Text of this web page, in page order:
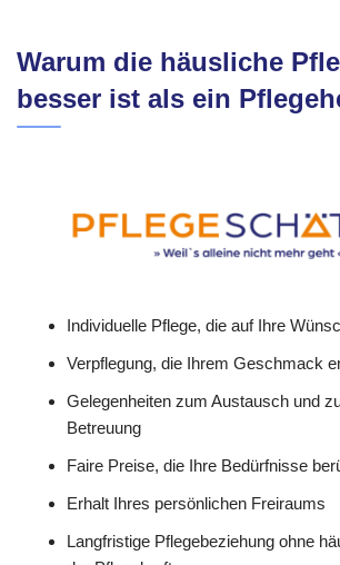
Warum die häusliche
besser ist als ein
Individuelle Pflege, die auf Ihre
Verpflegung, die Ihrem Geschmack
Gelegenheiten zum Austausch und
Betreuung
Faire Preise, die Ihre Bedürfnisse
Erhalt Ihres persönlichen Freiraums
Langfristige Pflegebeziehung ohne